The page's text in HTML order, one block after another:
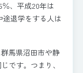
％、平成20年は
途退学をする人は
馬県沼田市や静
です。つまり、